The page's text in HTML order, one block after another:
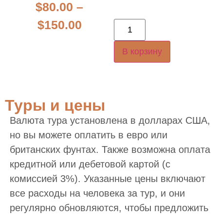
$80.00 –
$150.00
В корзину
Туры и цены
Валюта тура установлена в долларах США,
но вы можете оплатить в евро или
британских фунтах. Также возможна оплата
кредитной или дебетовой картой (с
комиссией 3%). Указанные цены включают
все расходы на человека за тур, и они
регулярно обновляются, чтобы предложить